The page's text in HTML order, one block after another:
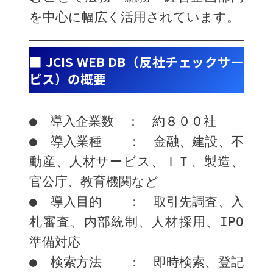
を中心に幅広く活用されています。
■ JCIS WEB DB（反社チェックサー
ビス）の概要
●　導入企業数　：　約８００社
●　導入業種　　：　金融、建設、不
動産、人材サービス、ＩＴ、製造、
官公庁、教育機関など
●　導入目的　　：　取引先調査、入
札審査、内部統制、人材採用、IPO
準備対応
●　検索方法　　：　即時検索、登記